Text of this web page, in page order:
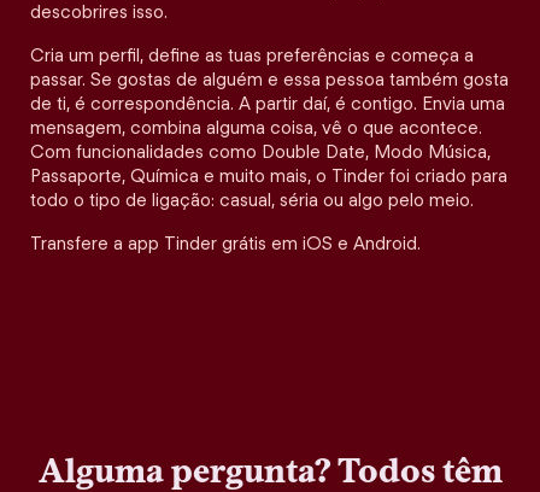
descobrires isso.
Cria um perfil, define as tuas preferências e começa a
passar. Se gostas de alguém e essa pessoa também gosta
de ti, é correspondência. A partir daí, é contigo. Envia uma
mensagem, combina alguma coisa, vê o que acontece.
Com funcionalidades como Double Date, Modo Música,
Passaporte, Química e muito mais, o Tinder foi criado para
todo o tipo de ligação: casual, séria ou algo pelo meio.
Transfere a app Tinder grátis em iOS e Android.
Alguma pergunta? Todos têm